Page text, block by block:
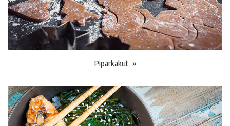
Piparkakut